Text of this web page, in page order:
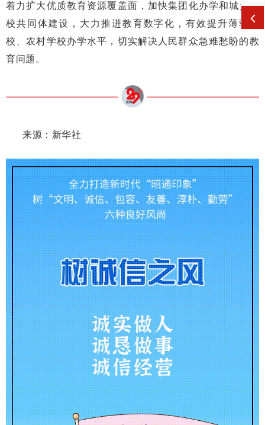
着力扩大优质教育资源覆盖面，加快集团化办学和城乡学
校共同体建设，大力推进教育数字化，有效提升薄弱学
校、农村学校办学水平，切实解决人民群众急难愁盼的教
育问题。
来源： 新华社